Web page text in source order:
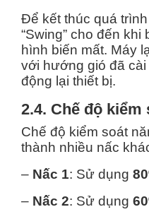
Để kết thúc quá
“Swing” cho đến
hình biến mất. Máy
với hướng gió đã
động lại thiết bị.
2.4. Chế độ
Chế độ kiểm soát
thành nhiều nấc
– Nấc 1: Sử dụng
– Nấc 2: Sử dụng